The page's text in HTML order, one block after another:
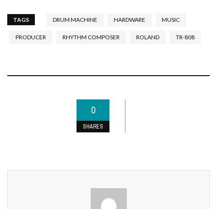
TAGS DRUM MACHINE HARDWARE MUSIC
PRODUCER RHYTHM COMPOSER ROLAND TR-808
0
SHARES